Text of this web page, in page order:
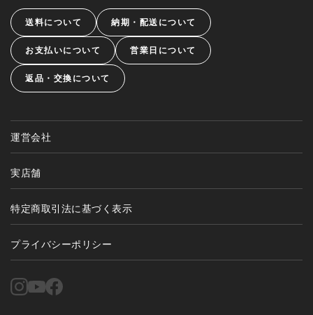
送料について 納期・配送について
お支払いについて 営業日について
返品・交換について
運営会社
実店舗
特定商取引法に基づく表示
プライバシーポリシー